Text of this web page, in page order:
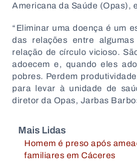
Americana da Saúde (Opas),
“Eliminar uma doença é um
das relações entre
relação de círculo vicioso.
adoecem e, quando eles
pobres. Perdem
para levar à unidade de
diretor da Opas, Jarbas
Mais Lidas
Homem é preso após
familiares em Cáceres